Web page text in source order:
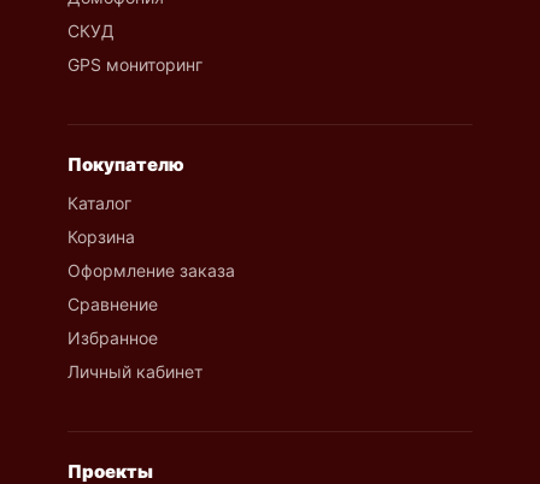
СКУД
GPS мониторинг
Покупателю
Каталог
Корзина
Оформление заказа
Сравнение
Избранное
Личный кабинет
Проекты